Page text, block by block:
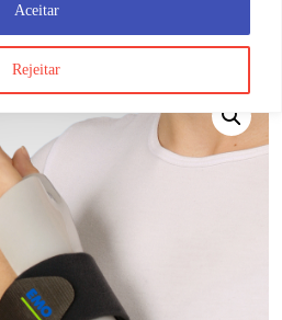
Rejeitar
Aceitar